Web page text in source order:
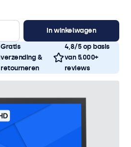
In winkelwagen
Gratis
verzending &
retourneren
4,8/5 op basis
van 5.000+
reviews